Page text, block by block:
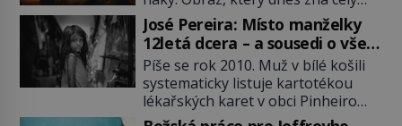
drogový dealer, který neváhá
odstranit z cesty všechny práskače,
zatímco […]
svět, je pryč. Zpočátku si nikdo
nemyslí, že jde o krádež.
Zaměstnanci jsou přesvědčeni, že
Mona Lisa je jen v restaurátorské
dílně nebo u fotografa. Když se
ukáže pravda, propukne jeden z
José Pereira: Místo manželky
12letá dcera – a sousedi o všem
vědí!
Píše se rok 2010. Muž v bílé košili
systematicky listuje kartotékou
lékařských karet v obci Pinheiro
ležící asi 20 kilometrů od farmy s